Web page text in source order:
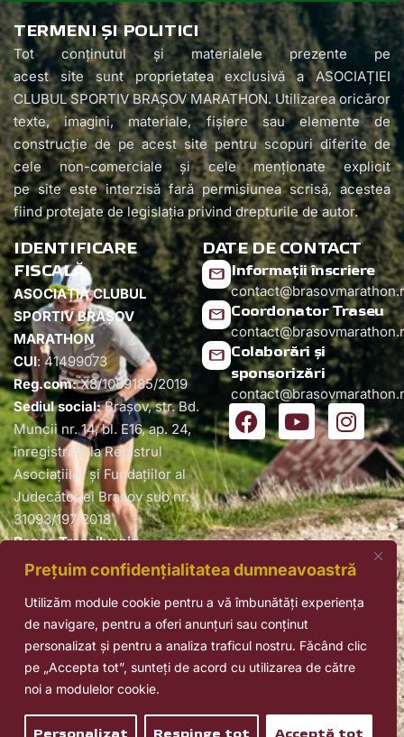
Prețuim confidențialitatea dumneavoastră
Utilizăm module cookie pentru a vă îmbunătăți experiența
de navigare, pentru a oferi anunțuri sau conținut
personalizat și pentru a analiza traficul nostru. Făcând clic
pe „Accepta tot”, sunteți de acord cu utilizarea de către
noi a modulelor cookie.
Personalizat Respinge tot Acceptă tot
TERMENI ȘI POLITICI
Tot conținutul și materialele prezente pe
acest site sunt proprietatea exclusivă a ASOCIAȚIEI
CLUBUL SPORTIV BRAȘOV MARATHON. Utilizarea oricăror
texte, imagini, materiale, fișiere sau elemente de
construcție de pe acest site pentru scopuri diferite de
cele non-comerciale și cele menționate explicit
pe site este interzisă fară permisiunea scrisă, acestea
fiind protejate de legislația privind drepturile de autor.
IDENTIFICARE
FISCALĂ
ASOCIAȚIA CLUBUL
SPORTIV BRAȘOV
MARATHON
CUI: 41499073
Reg.com:X8/1089185/2019
Sediul social:Braşov, str. Bd.
Muncii nr. 14, bl. E16, ap. 24,
înregistrată la Registrul
Asociaţiilor şi Fundațiilor al
Judecătoriei Braşov sub nr.
31093/197/2018
Banca Transilvania:
RO90BTRLRONCRT0666932401
DATE DE CONTACT
Informații înscriere
Coordonator Traseu
Colaborări și
sponsorizări
© Toate drepturile rezervate BRAȘOV
MARATHON |Web DesignbyPopovici
Andrei si Popovici Alina& SEO byEko